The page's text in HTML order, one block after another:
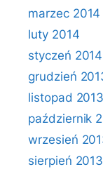
marzec 2014
luty 2014
styczeń 2014
grudzień
listopad 2013
październik
wrzesień
sierpień 2013